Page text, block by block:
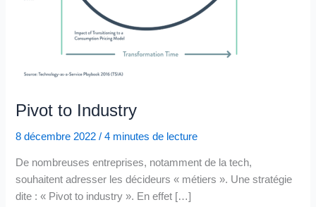
Pivot to Industry
8 décembre 2022/4 minutes de lecture
De nombreuses entreprises, notamment de la tech,
souhaitent adresser les décideurs « métiers ». Une stratégie
dite : « Pivot to industry ». En effet […]